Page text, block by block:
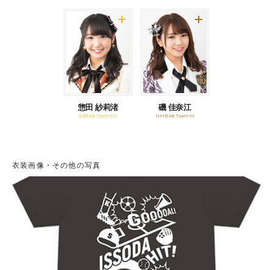
惣田 紗莉渚
SKE48 Team KII
磯 佳奈江
NMB48 Team M
衣装画像・その他の写真